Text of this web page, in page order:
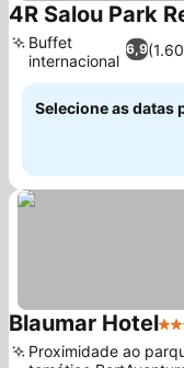
4R Salou Park
6,9
Buffet
internacional
Selecione as datas
Blaumar Hotel4
Proximidade ao